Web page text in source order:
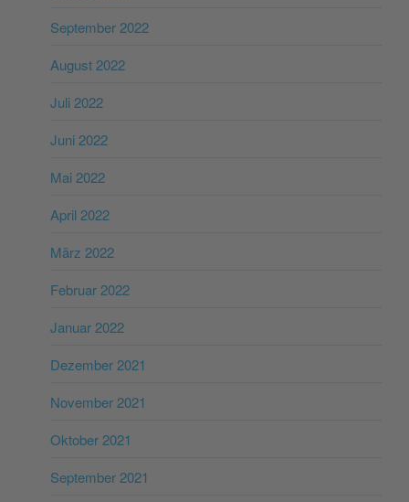
September 2022
August 2022
Juli 2022
Juni 2022
Mai 2022
April 2022
März 2022
Februar 2022
Januar 2022
Dezember 2021
November 2021
Oktober 2021
September 2021